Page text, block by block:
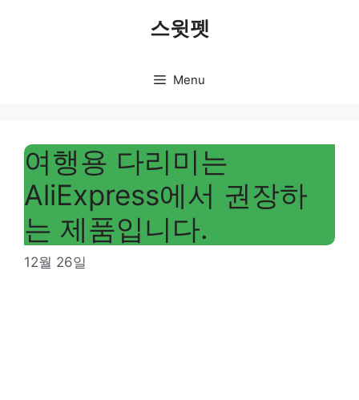
스윗펫
Menu
여행용 다리미는
AliExpress에서 권장하
는 제품입니다.
12월 26일